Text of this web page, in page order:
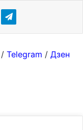
/ Telegram / Дзен